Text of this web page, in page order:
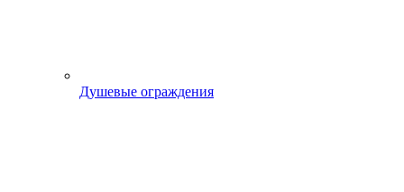
Душевые ограждения